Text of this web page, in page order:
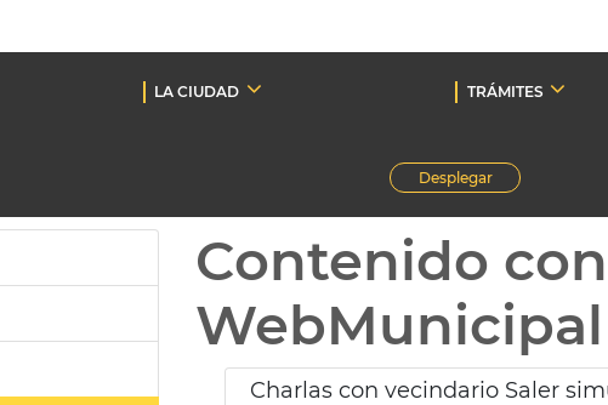
LA CIUDAD TRÁMITES
Desplegar
Contenido
WebMunicipal
Charlas con vecindario Saler